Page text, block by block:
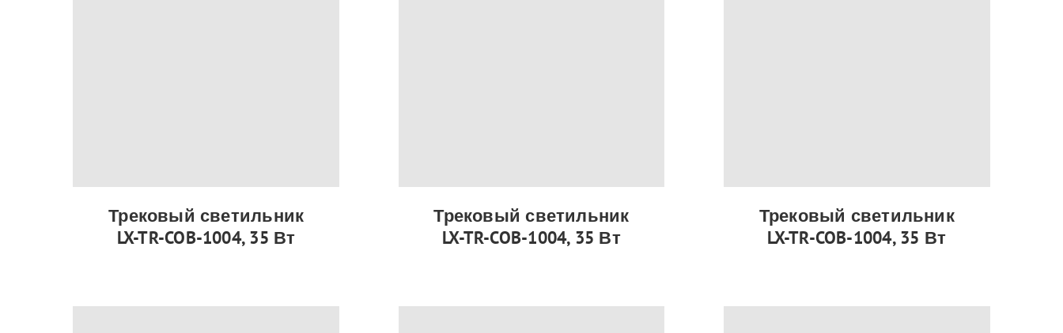
Трековый светильник
LX-TR-COB-1004, 35 Вт
Трековый светильник
LX-TR-COB-1004, 35 Вт
Трековый светильник
LX-TR-COB-1004, 35 Вт